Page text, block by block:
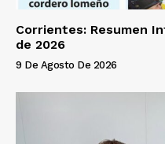
Corrientes: Resumen
de 2026
9 De Agosto De 2026